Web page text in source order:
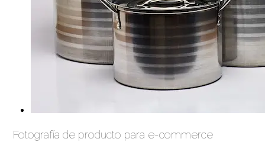
Fotografía de producto para e-commerce